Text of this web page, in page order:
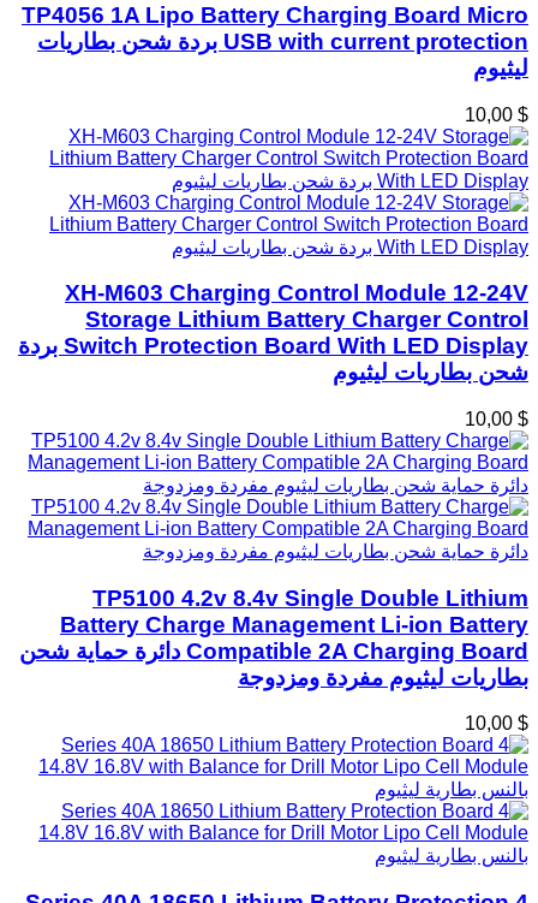
TP4056 1A Lipo Battery Charging Board Micro
USB with current protection بردة شحن بطاريات
ليثيوم
$ 10,00
XH-M603 Charging Control Module 12-24V
Storage Lithium Battery Charger Control
Switch Protection Board With LED Display بردة
شحن بطاريات ليثيوم
$ 10,00
TP5100 4.2v 8.4v Single Double Lithium
Battery Charge Management Li-ion Battery
Compatible 2A Charging Board دائرة حماية شحن
بطاريات ليثيوم مفردة ومزدوجة
$ 10,00